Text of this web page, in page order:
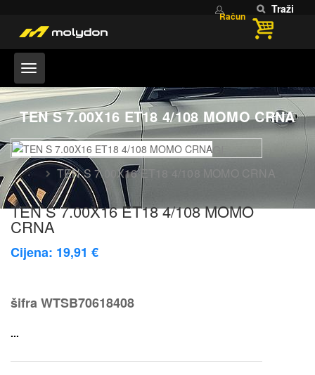
Račun
Traži
TEN S 7.00X16 ET18 4/108 MOMO CRNA
Home
OUTLET FELGI
TEN S 7.00X16 ET18 4/108 MOMO CRNA
TEN S 7.00X16 ET18 4/108 MOMO
CRNA
Cijena: 19,91 €
šifraWTSB70618408
...